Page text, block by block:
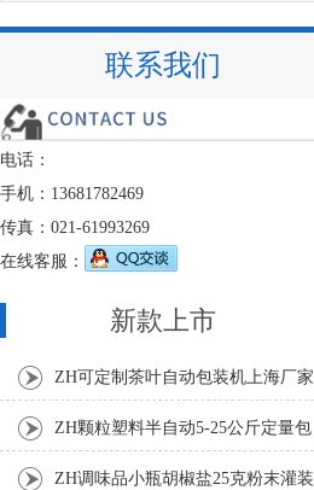
联系我们
电话：
手机：13681782469
传真：021-61993269
在线客服：
新款上市
ZH可定制茶叶自动包装机上海厂家
ZH颗粒塑料半自动5-25公斤定量包
装机 ZH调味品小瓶胡椒盐25克粉末灌装